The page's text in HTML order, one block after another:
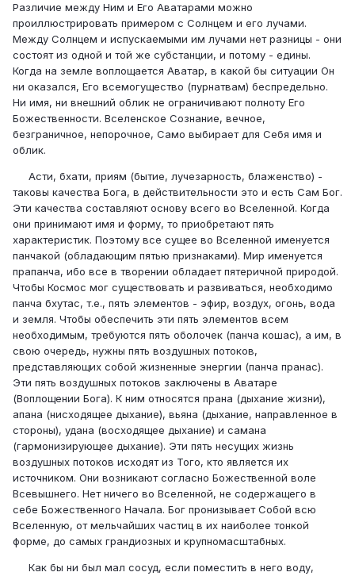
Различие между Ним и Его Аватарами можно
проиллюстрировать примером с Солнцем и его лучами.
Между Солнцем и испускаемыми им лучами нет разницы - они
состоят из одной и той же субстанции, и потому - едины.
Когда на земле воплощается Аватар, в какой бы ситуации Он
ни оказался, Его всемогущество (пурнатвам) беспредельно.
Ни имя, ни внешний облик не ограничивают полноту Его
Божественности. Вселенское Сознание, вечное,
безграничное, непорочное, Само выбирает для Себя имя и
облик.
Асти, бхати, приям (бытие, лучезарность, блаженство) -
таковы качества Бога, в действительности это и есть Сам Бог.
Эти качества составляют основу всего во Вселенной. Когда
они принимают имя и форму, то приобретают пять
характеристик. Поэтому все сущее во Вселенной именуется
панчакой (обладающим пятью признаками). Мир именуется
прапанча, ибо все в творении обладает пятеричной природой.
Чтобы Космос мог существовать и развиваться, необходимо
панча бхутас, т.е., пять элементов - эфир, воздух, огонь, вода
и земля. Чтобы обеспечить эти пять элементов всем
необходимым, требуются пять оболочек (панча кошас), а им, в
свою очередь, нужны пять воздушных потоков,
представляющих собой жизненные энергии (панча пранас).
Эти пять воздушных потоков заключены в Аватаре
(Воплощении Бога). К ним относятся прана (дыхание жизни),
апана (нисходящее дыхание), вьяна (дыхание, направленное в
стороны), удана (восходящее дыхание) и самана
(гармонизирующее дыхание). Эти пять несущих жизнь
воздушных потоков исходят из Того, кто является их
источником. Они возникают согласно Божественной воле
Всевышнего. Нет ничего во Вселенной, не содержащего в
себе Божественного Начала. Бог пронизывает Собой всю
Вселенную, от мельчайших частиц в их наиболее тонкой
форме, до самых грандиозных и крупномасштабных.
Как бы ни был мал сосуд, если поместить в него воду,